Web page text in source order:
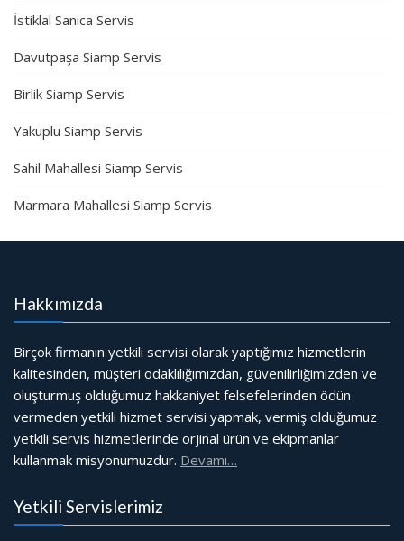
İstiklal Sanica Servis
Davutpaşa Siamp Servis
Birlik Siamp Servis
Yakuplu Siamp Servis
Sahil Mahallesi Siamp Servis
Marmara Mahallesi Siamp Servis
Hakkımızda
Birçok firmanın yetkili servisi olarak yaptığımız hizmetlerin
kalitesinden, müşteri odaklılığımızdan, güvenilirliğimizden ve
oluşturmuş olduğumuz hakkaniyet felsefelerinden ödün
vermeden yetkili hizmet servisi yapmak, vermiş olduğumuz
yetkili servis hizmetlerinde orjinal ürün ve ekipmanlar
kullanmak misyonumuzdur. Devamı…
Yetkili Servislerimiz